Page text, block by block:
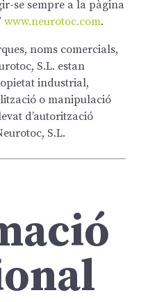
se sempre a la pàgina
www.neurotoc.com.
noms comercials,
S.L. estan
industrial,
o manipulació
d’autorització
S.L.